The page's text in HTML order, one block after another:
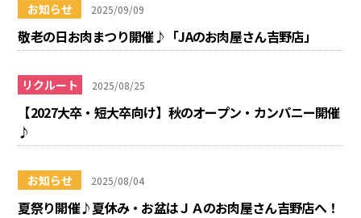
お知らせ 2025/09/09
敬老の日お肉まつり開催♪「JAのお肉屋さん吉野店」
リクルート 2025/08/25
【2027大卒・短大卒向け】秋のオープン・カンパニー開催
♪
お知らせ 2025/08/04
夏祭り開催♪夏休み・お盆はＪＡのお肉屋さん吉野店へ！